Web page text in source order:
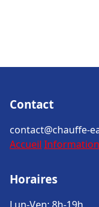
Contact
contact@chauffe-
Accueil
Horaires